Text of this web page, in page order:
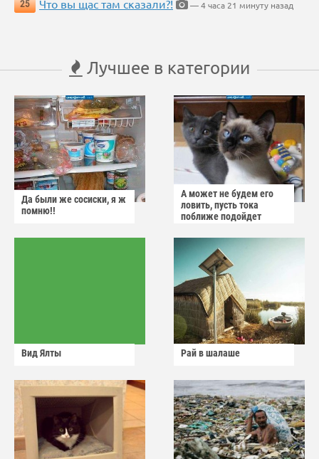
25
Что вы щас там сказали?! — 4 часа 21 минуту назад
Лучшее в категории
Да были же сосиски, я ж
помню!!
А может не будем его
ловить, пусть тока
поближе подойдет
Вид Ялты Рай в шалаше